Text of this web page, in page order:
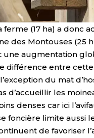
ferme (17 ha) a donc
des Montouses (25
une augmentation
différence entre
du mat
d’accueillir les
denses car ici
foncière limite aussi
de favoriser